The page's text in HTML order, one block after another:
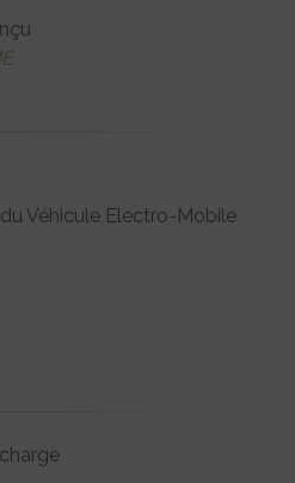
du Véhicule Electro-Mobile